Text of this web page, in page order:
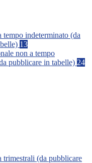
tempo indeterminato (da
13
non a tempo
pubblicare in tabelle) 24
trimestrali (da pubblicare